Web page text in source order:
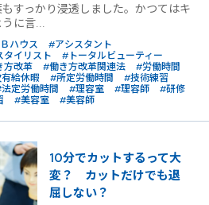
もすっかり浸透しました。かつてはキ
に言...
ハウス
#アシスタント
タイリスト
#トータルビューティー
方改革 #働き方改革関連法
#労働時間
給休暇 #所定労働時間
#技術練習
定労働時間 #理容室 #理容師
#研修
#美容室 #美容師
10分でカットするって大
変？ カットだけでも退
屈しない？